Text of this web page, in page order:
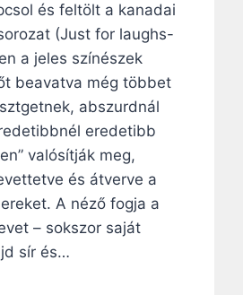
és feltölt a kanadai
(Just for laughs-
a jeles színészek
beavatva még többet
abszurdnál
eredetibb
valósítják meg,
és átverve a
A néző fogja a
– sokszor saját
sír és…